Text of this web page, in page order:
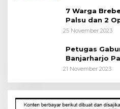
7 Warga
Palsu dan 2
25 November 2023
Petugas
Banjarharjo
21 November 2023